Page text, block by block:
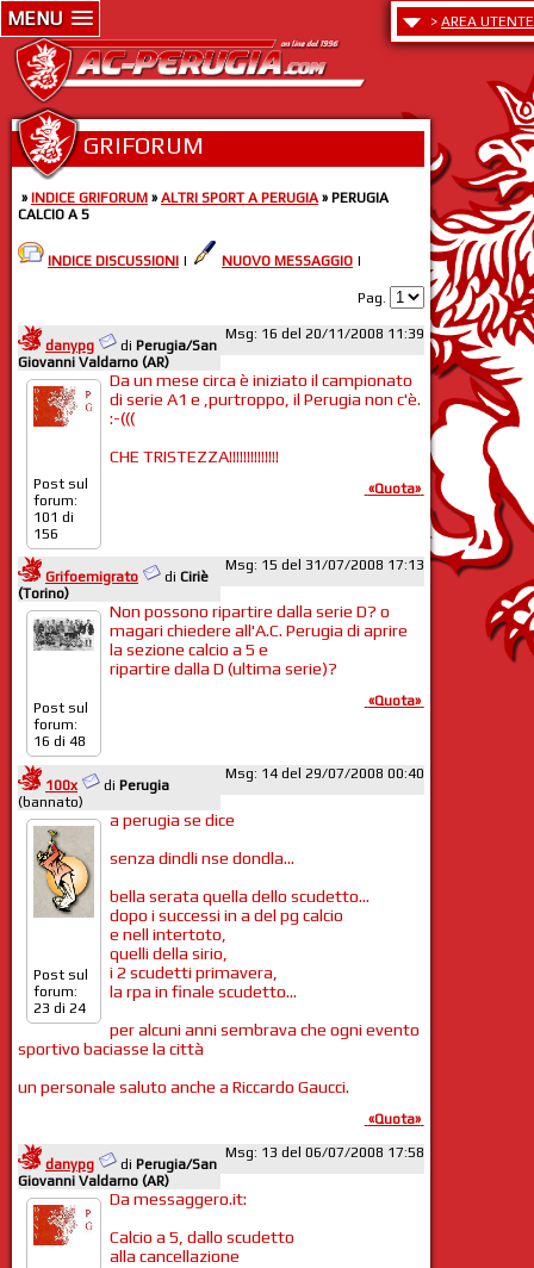
MENU > AREA UTENTE
GRIFORUM
» INDICE GRIFORUM » ALTRI SPORT A PERUGIA » PERUGIA
CALCIO A 5
INDICE DISCUSSIONI | NUOVO MESSAGGIO |
Pag.
danypg di Perugia/San
Giovanni Valdarno (AR)
Msg: 16 del 20/11/2008 11:39
Post sul
forum:
101 di
156
Da un mese circa è iniziato il campionato
di serie A1 e ,purtroppo, il Perugia non c'è.
:-(((
CHE TRISTEZZA!!!!!!!!!!!!!!
«Quota»
Grifoemigrato di Ciriè
(Torino)
Msg: 15 del 31/07/2008 17:13
Post sul
forum:
16 di 48
Non possono ripartire dalla serie D? o
magari chiedere all'A.C. Perugia di aprire
la sezione calcio a 5 e
ripartire dalla D (ultima serie)?
«Quota»
100x di Perugia
(bannato)
Msg: 14 del 29/07/2008 00:40
Post sul
forum:
23 di 24
a perugia se dice
senza dindli nse dondla...
bella serata quella dello scudetto...
dopo i successi in a del pg calcio
e nell intertoto,
quelli della sirio,
i 2 scudetti primavera,
la rpa in finale scudetto...
per alcuni anni sembrava che ogni evento
sportivo baciasse la città
un personale saluto anche a Riccardo Gaucci.
«Quota»
danypg di Perugia/San
Giovanni Valdarno (AR)
Msg: 13 del 06/07/2008 17:58
Da messaggero.it:
Calcio a 5, dallo scudetto
alla cancellazione